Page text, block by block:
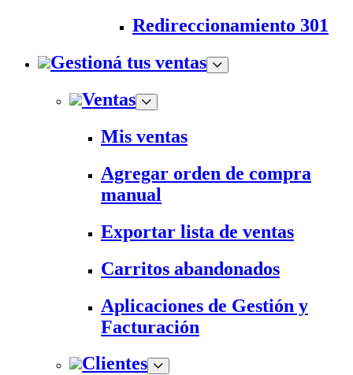
Redireccionamiento 301
Gestioná tus ventas
Ventas
Mis ventas
Agregar orden de compra
manual
Exportar lista de ventas
Carritos abandonados
Aplicaciones de Gestión y
Facturación
Clientes